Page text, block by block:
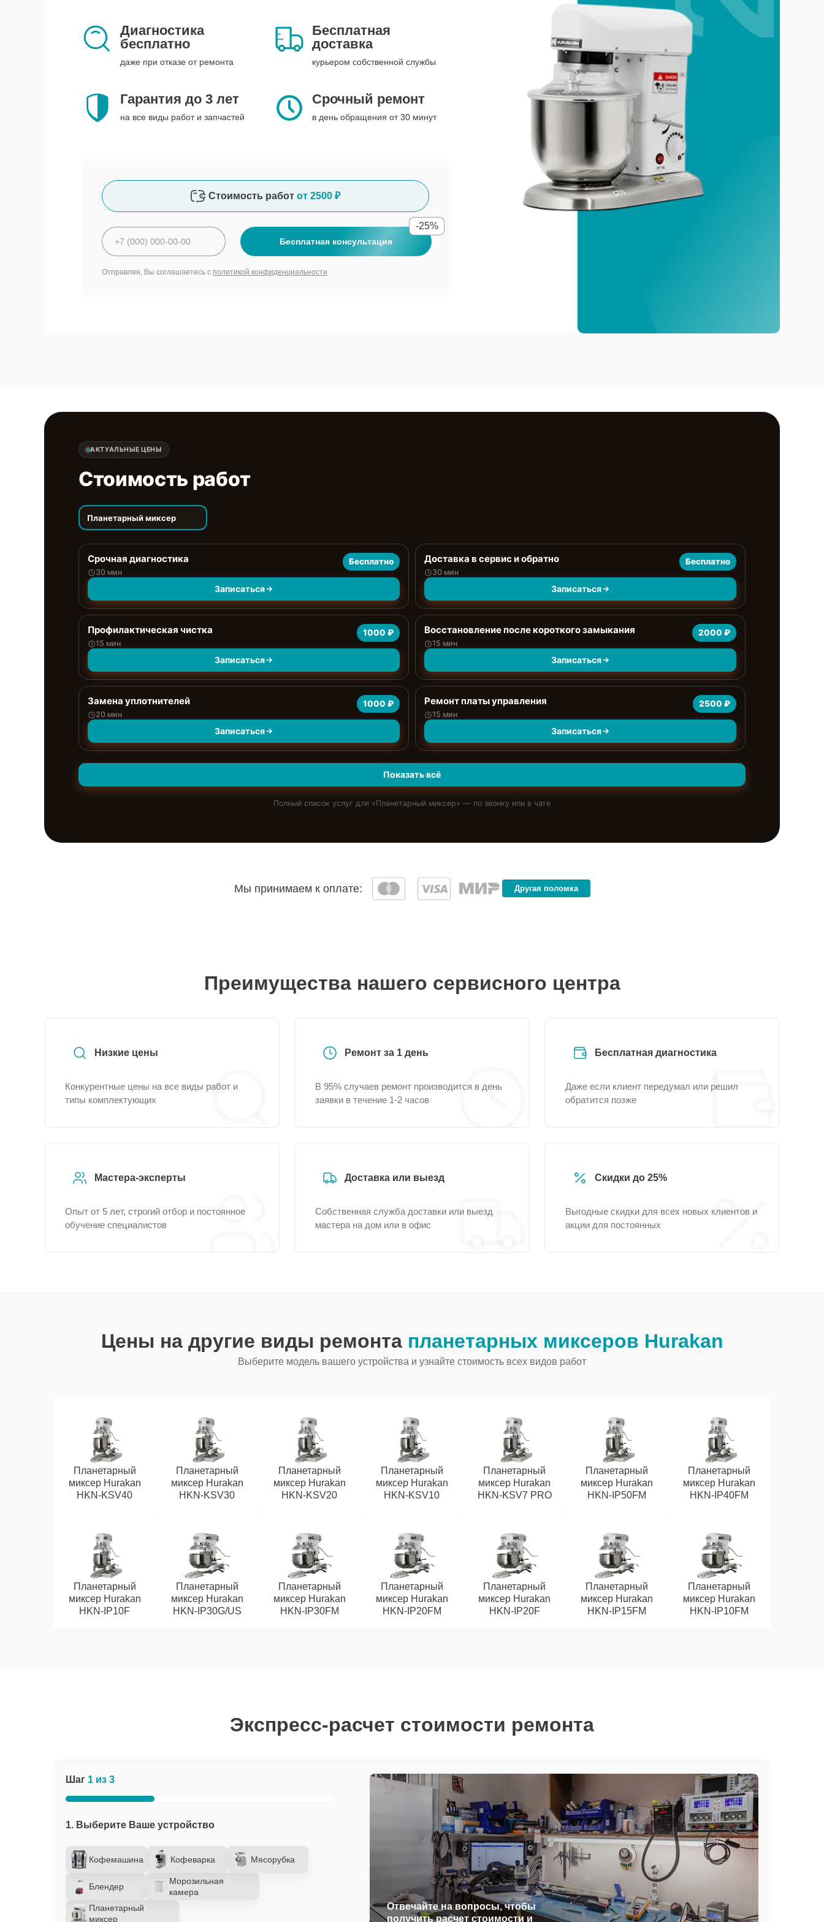
Диагностика
бесплатно
даже при отказе от ремонта
Бесплатная
доставка
курьером собственной службы
Гарантия до 3 лет
на все виды работ и запчастей
Срочный ремонт
в день обращения от 30 минут
Стоимость работ от 2500 ₽
Бесплатная консультация
-25%
Отправляя, Вы соглашаетесь с политикой конфиденциальности
АКТУАЛЬНЫЕ ЦЕНЫ
Стоимость работ
Планетарный миксер
Срочная диагностика
30 мин
Бесплатно
Записаться
Доставка в сервис и обратно
30 мин
Бесплатно
Записаться
Профилактическая чистка
15 мин
1000 ₽
Записаться
Восстановление после короткого замыкания
15 мин
2000 ₽
Записаться
Замена уплотнителей
20 мин
1000 ₽
Записаться
Ремонт платы управления
15 мин
2500 ₽
Записаться
Показать всё
Полный список услуг для «Планетарный миксер» — по звонку или в чате
Мы принимаем к оплате: Другая поломка
Преимущества нашего сервисного центра
Низкие цены
Конкурентные цены на все виды работ и
типы комплектующих
Ремонт за 1 день
В 95% случаев ремонт производится в день
заявки в течение 1-2 часов
Бесплатная диагностика
Даже если клиент передумал или решил
обратится позже
Мастера-эксперты
Опыт от 5 лет, строгий отбор и постоянное
обучение специалистов
Доставка или выезд
Собственная служба доставки или выезд
мастера на дом или в офис
Скидки до 25%
Выгодные скидки для всех новых клиентов и
акции для постоянных
Цены на другие виды ремонта планетарных миксеров Hurakan
Выберите модель вашего устройства и узнайте стоимость всех видов работ
Планетарный
миксер Hurakan
HKN-KSV40
Планетарный
миксер Hurakan
HKN-KSV30
Планетарный
миксер Hurakan
HKN-KSV20
Планетарный
миксер Hurakan
HKN-KSV10
Планетарный
миксер Hurakan
HKN-KSV7 PRO
Планетарный
миксер Hurakan
HKN-IP50FM
Планетарный
миксер Hurakan
HKN-IP40FM
Планетарный
миксер Hurakan
HKN-IP10F
Планетарный
миксер Hurakan
HKN-IP30G/US
Планетарный
миксер Hurakan
HKN-IP30FM
Планетарный
миксер Hurakan
HKN-IP20FM
Планетарный
миксер Hurakan
HKN-IP20F
Планетарный
миксер Hurakan
HKN-IP15FM
Планетарный
миксер Hurakan
HKN-IP10FM
Экспресс-расчет стоимости ремонта
Шаг 1 из 3
1. Выберите Ваше устройство
Кофемашина Кофеварка Мясорубка
Блендер
Морозильная
камера
Планетарный
миксер
Отвечайте на вопросы, чтобы
получить расчет стоимости и